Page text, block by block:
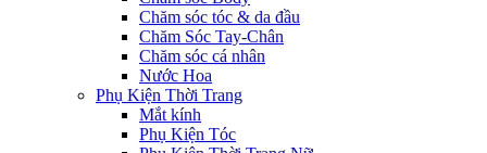
Chăm sóc tóc & da đầu
Chăm Sóc Tay-Chân
Chăm sóc cá nhân
Nước Hoa
Phụ Kiện Thời Trang
Mắt kính
Phụ Kiện Tóc